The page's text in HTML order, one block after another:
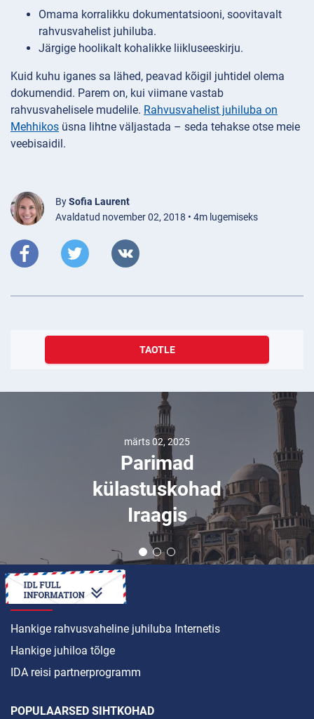
Omama korralikku dokumentatsiooni, soovitavalt
rahvusvahelist juhiluba.
Järgige hoolikalt kohalikke liikluseeskirju.
Kuid kuhu iganes sa lähed, peavad kõigil juhtidel olema
dokumendid. Parem on, kui viimane vastab
rahvusvahelisele mudelile. Rahvusvahelist juhiluba on
Mehhikos üsna lihtne väljastada – seda tehakse otse meie
veebisaidil.
BySofia Laurent
Avaldatud november 02, 2018 • 4m lugemiseks
TAOTLE
märts 02, 2025
Parimad
külastuskohad
Iraagis
KUIDAS SEDA TEHA
Hankige rahvusvaheline juhiluba Internetis
Hankige juhiloa tõlge
IDA reisi partnerprogramm
POPULAARSED SIHTKOHAD